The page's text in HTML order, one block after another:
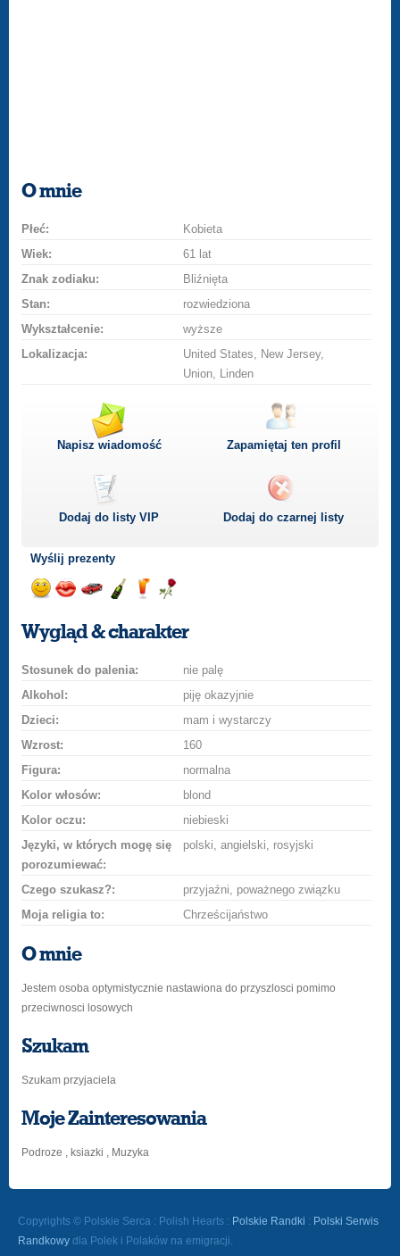
O mnie
Płeć:
Kobieta
Wiek:
61 lat
Znak zodiaku:
Bliźnięta
Stan:
rozwiedziona
Wykształcenie:
wyższe
Lokalizacja:
United States, New Jersey,
Union, Linden
Napisz wiadomość Zapamiętaj ten profil
Dodaj do listyVIP Dodaj do czarnej listy
Wyślij prezenty
uśmiech
buziakasamochodem
szampana
drinka
różę
Wygląd & charakter
Stosunek do palenia:
nie palę
Alkohol:
piję okazyjnie
Dzieci:
mam i wystarczy
Wzrost:
160
Figura:
normalna
Kolor włosów:
blond
Kolor oczu:
niebieski
Języki, w których mogę się
porozumiewać:
polski, angielski, rosyjski
Czego szukasz?:
przyjaźni, poważnego związku
Moja religia to:
Chrześcijaństwo
O mnie
Jestem osoba optymistycznie nastawiona do przyszlosci pomimo
przeciwnosci losowych
Szukam
Szukam przyjaciela
Moje Zainteresowania
Podroze , ksiazki , Muzyka
Copyrights © Polskie Serca : Polish Hearts : Polskie Randki : Polski Serwis
Randkowy dla Polek i Polaków na emigracji.